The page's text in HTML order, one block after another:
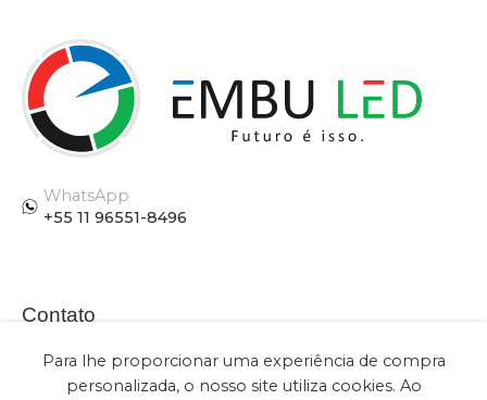
WhatsApp
+55 11 96551-8496
Contato
Para lhe proporcionar uma experiência de compra
personalizada, o nosso site utiliza cookies. Ao